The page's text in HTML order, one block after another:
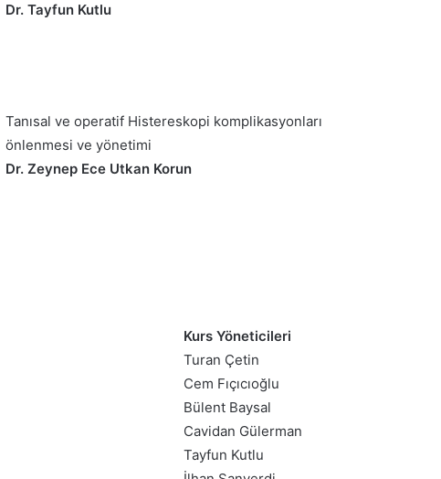
Dr. Tayfun Kutlu
Tanısal ve operatif Histereskopi komplikasyonları
önlenmesi ve yönetimi
Dr. Zeynep Ece Utkan Korun
Kurs Yöneticileri
Turan Çetin
Cem Fıçıcıoğlu
Bülent Baysal
Cavidan Gülerman
Tayfun Kutlu